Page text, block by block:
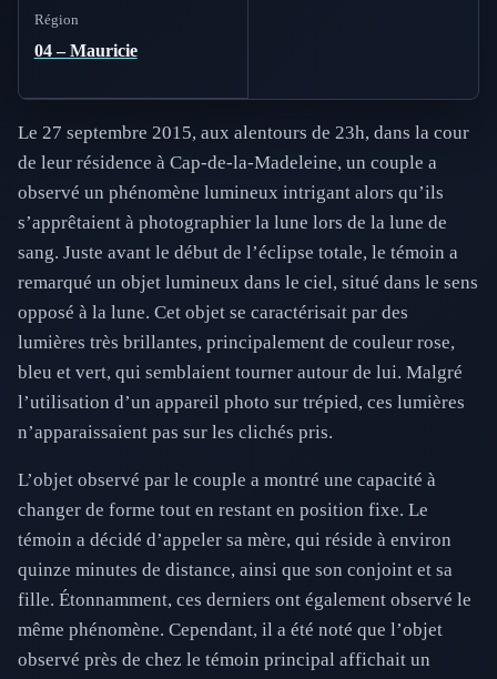
Région
04 – Mauricie
Le 27 septembre 2015, aux alentours de 23h, dans la cour
de leur résidence à Cap-de-la-Madeleine, un couple a
observé un phénomène lumineux intrigant alors qu’ils
s’apprêtaient à photographier la lune lors de la lune de
sang. Juste avant le début de l’éclipse totale, le témoin a
remarqué un objet lumineux dans le ciel, situé dans le sens
opposé à la lune. Cet objet se caractérisait par des
lumières très brillantes, principalement de couleur rose,
bleu et vert, qui semblaient tourner autour de lui. Malgré
l’utilisation d’un appareil photo sur trépied, ces lumières
n’apparaissaient pas sur les clichés pris.
L’objet observé par le couple a montré une capacité à
changer de forme tout en restant en position fixe. Le
témoin a décidé d’appeler sa mère, qui réside à environ
quinze minutes de distance, ainsi que son conjoint et sa
fille. Étonnamment, ces derniers ont également observé le
même phénomène. Cependant, il a été noté que l’objet
observé près de chez le témoin principal affichait un